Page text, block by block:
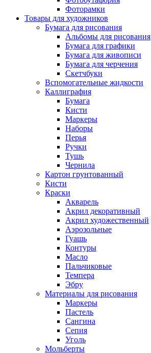
Фоторамки
Товары для художников
Бумага для рисования
Альбомы для рисования
Бумага для графики
Бумага для живописи
Бумага для черчения
Скетчбуки
Вспомогательные жидкости
Каллиграфия
Бумага
Кисти
Маркеры
Наборы
Перья
Ручки
Тушь
Чернила
Картон грунтованный
Кисти
Краски
Акварель
Акрил декоративный
Акрил художественный
Аэрозольные
Гуашь
Контуры
Масло
Пальчиковые
Темпера
Эбру
Материалы для рисования
Маркеры
Пастель
Сангина
Сепия
Уголь
Мольберты